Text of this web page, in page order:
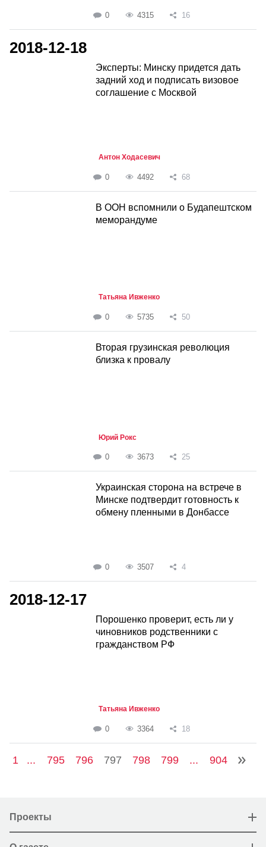
0 4315 16
2018-12-18
Эксперты: Минску придется дать
задний ход и подписать визовое
соглашение с Москвой
Антон Ходасевич
0 4492 68
В ООН вспомнили о Будапештском
меморандуме
Татьяна Ивженко
0 5735 50
Вторая грузинская революция
близка к провалу
Юрий Рокс
0 3673 25
Украинская сторона на встрече в
Минске подтвердит готовность к
обмену пленными в Донбассе
0 3507 4
2018-12-17
Порошенко проверит, есть ли у
чиновников родственники с
гражданством РФ
Татьяна Ивженко
0 3364 18
1 ... 795 796 797 798 799 ... 904
Проекты